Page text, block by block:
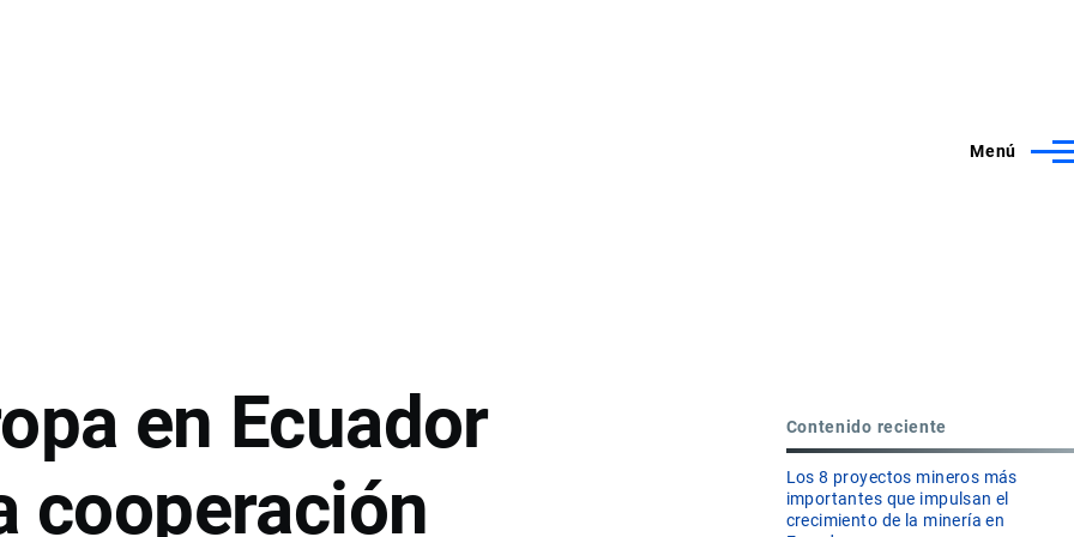
Menú
en Ecuador
cooperación
Contenido reciente
Los 8 proyectos mineros más
importantes que impulsan el
crecimiento de la minería en